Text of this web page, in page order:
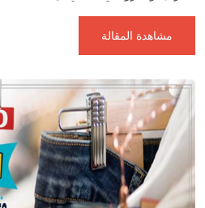
مشاهدة المقالة